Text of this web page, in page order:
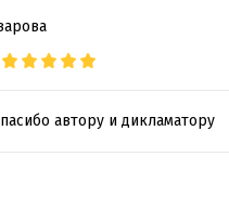
автору и дикламатору